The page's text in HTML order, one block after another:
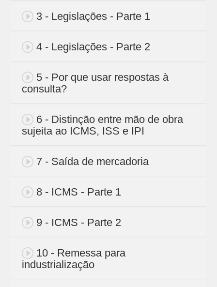
3 - Legislações - Parte 1
4 - Legislações - Parte 2
5 - Por que usar respostas à
consulta?
6 - Distinção entre mão de obra
sujeita ao ICMS, ISS e IPI
7 - Saída de mercadoria
8 - ICMS - Parte 1
9 - ICMS - Parte 2
10 - Remessa para
industrialização